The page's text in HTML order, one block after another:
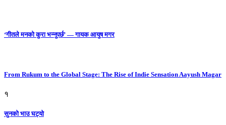
‘गीतले मनको कुरा भन्नुपर्छ’ — गायक आयुष मगर
From Rukum to the Global Stage: The Rise of Indie Sensation Aayush Magar
१
सुनको भाउ घट्याे